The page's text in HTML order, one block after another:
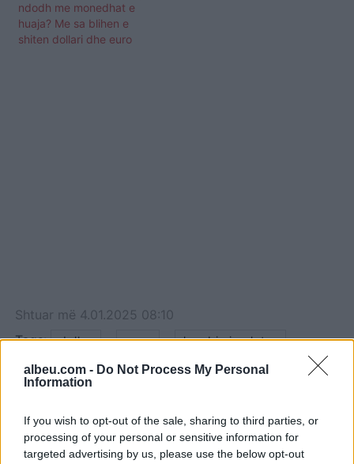
albeu.com - Do Not Process My Personal
Information
If you wish to opt-out of the sale, sharing to third parties, or
processing of your personal or sensitive information for
targeted advertising by us, please use the below opt-out
ndodh me monedhat e
huaja? Me sa blihen e
shiten dollari dhe euro
Shtuar më 4.01.2025 08:10
Tags:
dollar , euro , kembimi valutor